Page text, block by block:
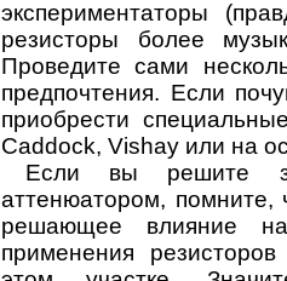
экспериментаторы
резисторы более
Проведите сами
предпочтения. Если
приобрести
Caddock, Vishay или на
Если вы решите
аттенюатором, помните,
решающее влияние на
применения